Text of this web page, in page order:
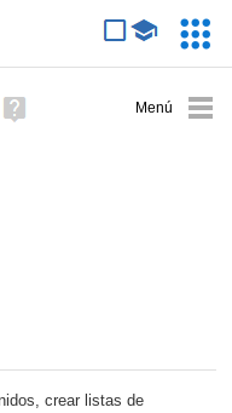
avanzada
Ayuda
(en
crear listas de